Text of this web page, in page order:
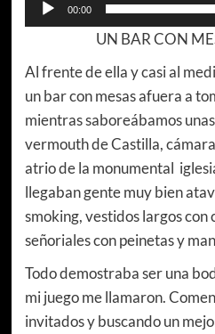
00:00
UN BAR CON
Al frente de ella y casi al
un bar con mesas afuera a
mientras saboreábamos
vermouth de Castilla,
atrio de la monumental
llegaban gente muy bien
smoking, vestidos largos con
señoriales con peinetas y
Todo demostraba ser una
mi juego me llamaron.
invitados y buscando un